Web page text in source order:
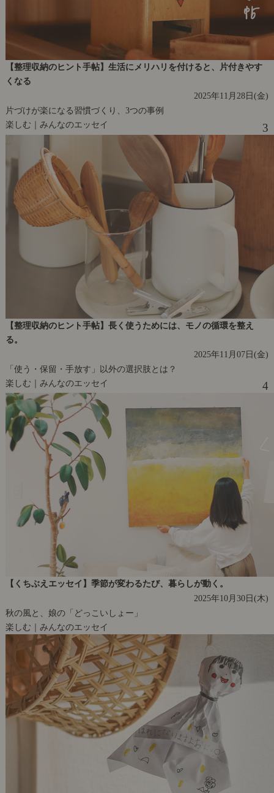
【整理収納のヒント手帖】生活にメリハリを付けると、片付きやす
くなる
2025年11月28日(金)
片づけが楽になる習慣づくり、3つの事例
楽しむ｜みんなのエッセイ
3
【整理収納のヒント手帖】長く使うためには、モノの循環を整え
る。
2025年11月07日(金)
「使う・保留・手放す」以外の選択肢とは？
楽しむ｜みんなのエッセイ
4
【くちぶえエッセイ】季節が変わるたび、暮らしが動く。
2025年10月30日(木)
秋の風と、娘の「どっこいしょー」
楽しむ｜みんなのエッセイ